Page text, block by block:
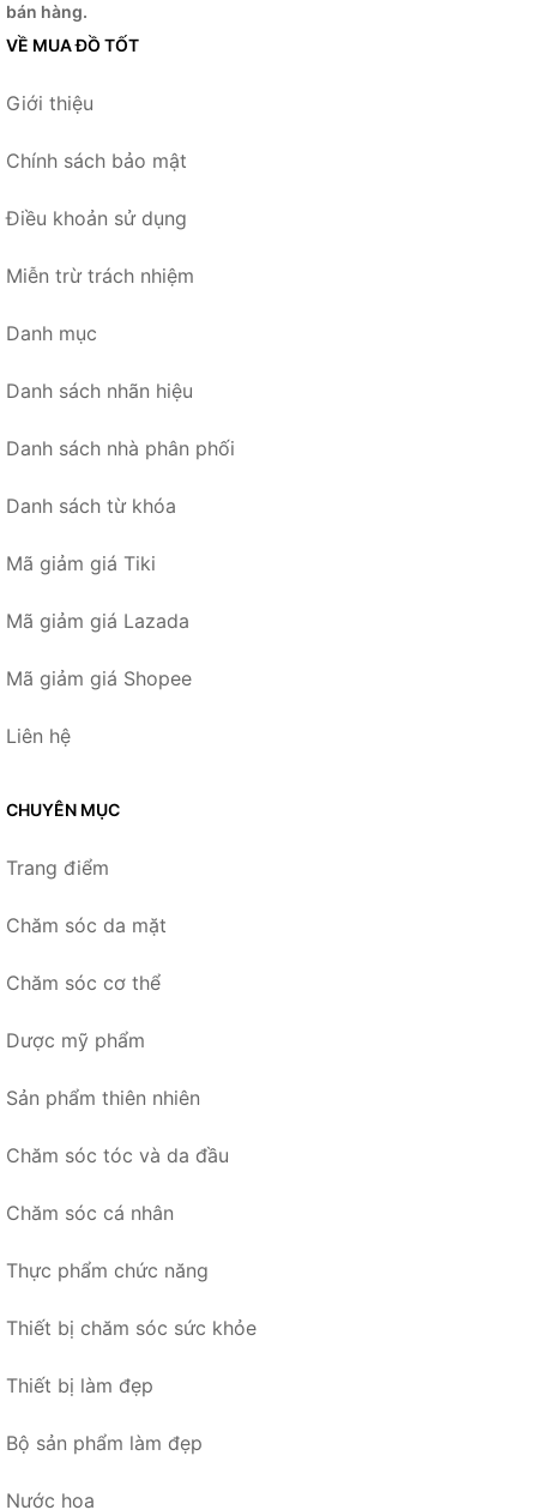
bán hàng.
VỀ MUA ĐỒ TỐT
Giới thiệu
Chính sách bảo mật
Điều khoản sử dụng
Miễn trừ trách nhiệm
Danh mục
Danh sách nhãn hiệu
Danh sách nhà phân phối
Danh sách từ khóa
Mã giảm giá Tiki
Mã giảm giá Lazada
Mã giảm giá Shopee
Liên hệ
CHUYÊN MỤC
Trang điểm
Chăm sóc da mặt
Chăm sóc cơ thể
Dược mỹ phẩm
Sản phẩm thiên nhiên
Chăm sóc tóc và da đầu
Chăm sóc cá nhân
Thực phẩm chức năng
Thiết bị chăm sóc sức khỏe
Thiết bị làm đẹp
Bộ sản phẩm làm đẹp
Nước hoa